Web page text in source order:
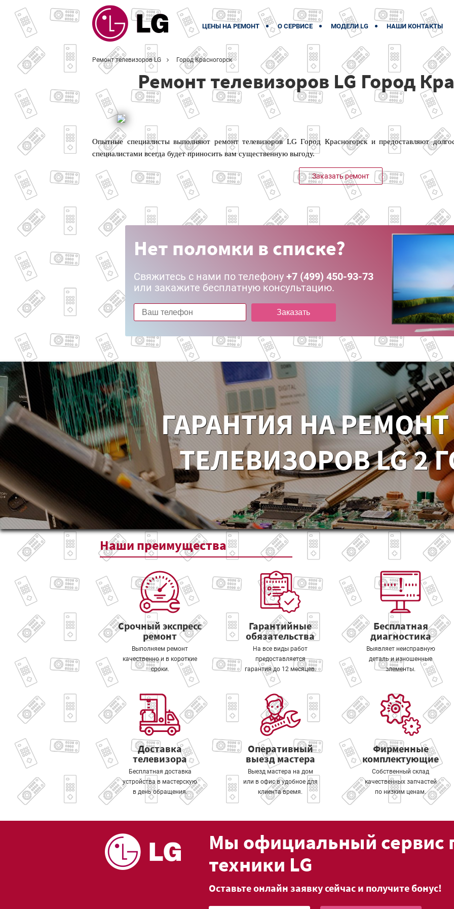
ЦЕНЫ НА РЕМОНТ О СЕРВИСЕ МОДЕЛИ LG НАШИ КОНТАКТЫ
Ремонт телевизоров LG Город Красногорск
Ремонт телевизоров LG Город
Опытные специалисты выполняют ремонт телевизоров LG Город Красногорск и предоставляют
специалистами всегда будет приносить вам существенную выгоду.
Заказать ремонт
Нет поломки в списке?
Свяжитесь с нами по телефону +7 (499) 450-93-73
или закажите бесплатную консультацию.
Заказать
ГАРАНТИЯ НА РЕМОНТ
ТЕЛЕВИЗОРОВ LG 2
Наши преимущества
Срочный экспресс
ремонт
Выполняем ремонт
качественно и в короткие
сроки.
Гарантийные
обязательства
На все виды работ
предоставляется
гарантия до 12 месяцев.
Бесплатная
диагностика
Выявляет неисправную
деталь и изношенные
элементы.
Доставка
телевизора
Бесплатная доставка
устройства в мастерскую
в день обращения.
Оперативный
выезд мастера
Выезд мастера на дом
или в офис в удобное для
клиента время.
Фирменные
комплектующие
Собственный склад
качественных запчастей
по низким ценам.
Мы официальный сервис
техники LG
Оставьте онлайн заявку сейчас и получите бонус!